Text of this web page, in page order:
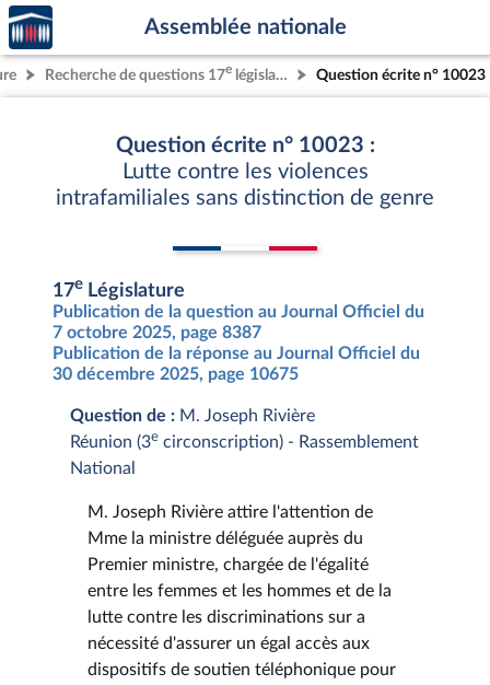
Aller au contenu
Aller en bas de la page
Accèder
à la
page
d'accueil
Assemblée nationale
Recherche de questions 17e législature Question écrite n° 10023
Question écrite n° 10023 :
Lutte contre les violences
intrafamiliales sans distinction de genre
17e Législature
Publication de la question au Journal Officiel du
7 octobre 2025, page 8387
Publication de la réponse au Journal Officiel du
30 décembre 2025, page 10675
Question de : M. Joseph Rivière
Réunion (3e circonscription) - Rassemblement
National
M. Joseph Rivière attire l'attention de
Mme la ministre déléguée auprès du
Premier ministre, chargée de l'égalité
entre les femmes et les hommes et de la
lutte contre les discriminations sur a
nécessité d'assurer un égal accès aux
dispositifs de soutien téléphonique pour